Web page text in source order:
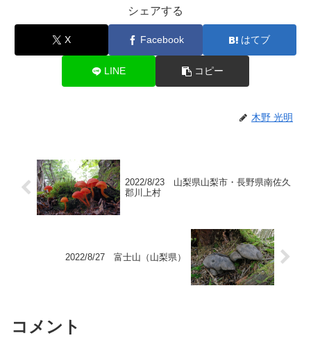
シェアする
X Facebook はてブ
LINE コピー
木野 光明
2022/8/23 山梨県山梨市・長野県南佐久
郡川上村
2022/8/27 富士山（山梨県）
コメント